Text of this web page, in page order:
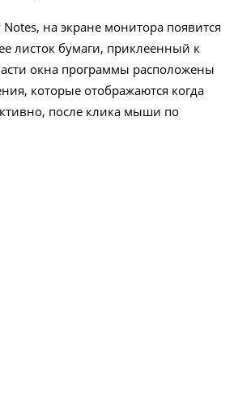
Notes, на экране монитора появится
листок бумаги, приклеенный к
окна программы расположены
которые отображаются когда
после клика мыши по